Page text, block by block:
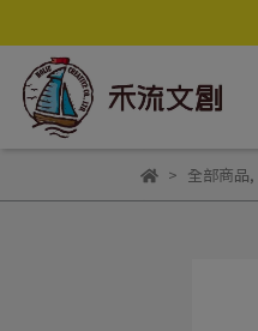
全部商品,